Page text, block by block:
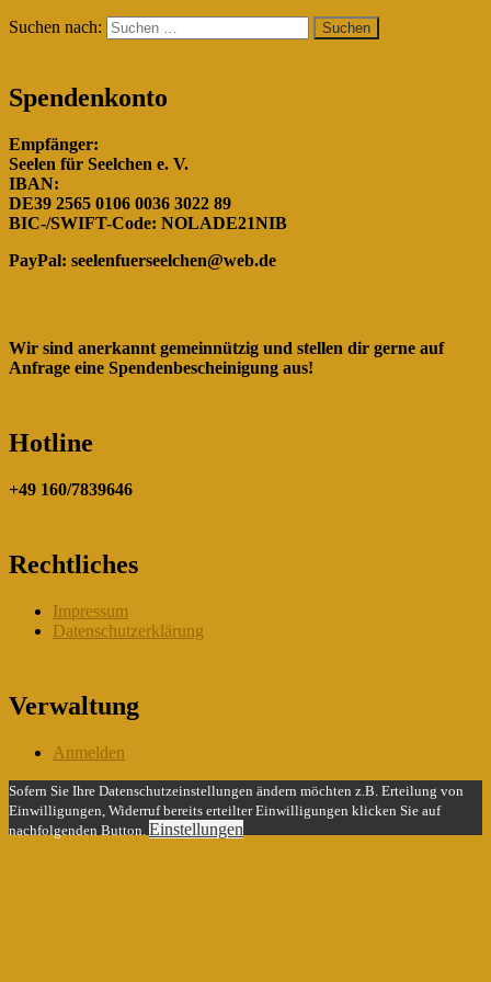
Suchen nach:
Spendenkonto
Empfänger:
Seelen für Seelchen e. V.
IBAN:
DE39 2565 0106 0036 3022 89
BIC-/SWIFT-Code: NOLADE21NIB
PayPal: seelenfuerseelchen@web.de
Wir sind anerkannt gemeinnützig und stellen dir gerne auf
Anfrage eine Spendenbescheinigung aus!
Hotline
+49 160/7839646
Rechtliches
Impressum
Datenschutzerklärung
Verwaltung
Anmelden
Sofern Sie Ihre Datenschutzeinstellungen ändern möchten z.B. Erteilung von
Einwilligungen, Widerruf bereits erteilter Einwilligungen klicken Sie auf
nachfolgenden Button. Einstellungen